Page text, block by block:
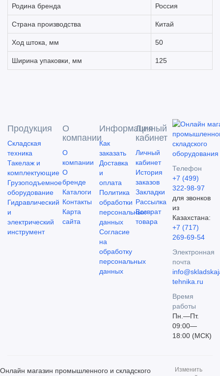
Родина бренда Россия
Страна производства Китай
Ход штока, мм 50
Ширина упаковки, мм 125
Продукция
Складская
техника
Такелаж и
комплектующие
Грузоподъемное
оборудование
Гидравлический
и
электрический
инструмент
О
компании
О
компании
О
бренде
Каталоги
Контакты
Карта
сайта
Информация
Как
заказать
Доставка
и
оплата
Политика
обработки
персональных
данных
Согласие
на
обработку
персональных
данных
Личный
кабинет
Личный
кабинет
История
заказов
Закладки
Рассылка
Возврат
товара
Телефон
+7 (499)
322-98-97
для звонков
из
Казахстана:
+7 (717)
269-69-54
Электронная
почта
tehnika.ru
Время
работы
Пн.—Пт.
09:00—
18:00 (МСК)
Онлайн магазин промышленного и складского
Изменить